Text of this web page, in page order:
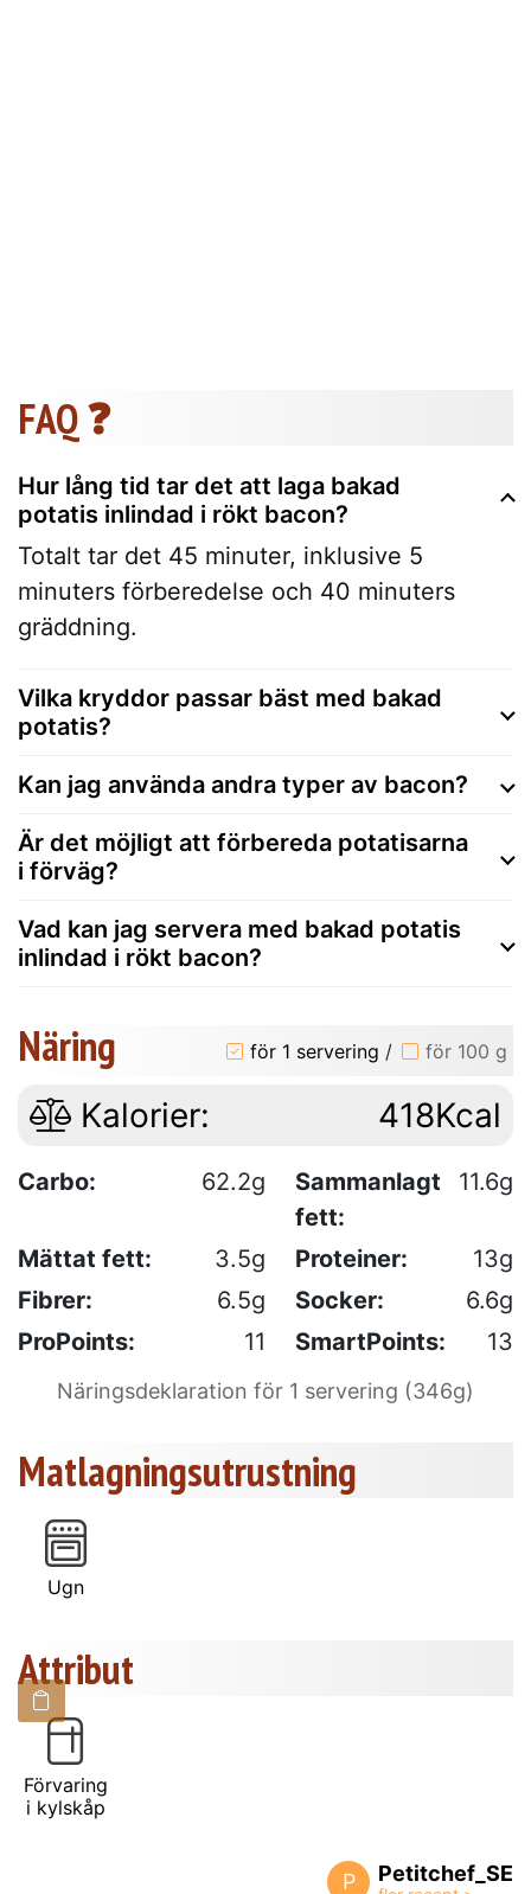
FAQ ❓
Hur lång tid tar det att laga bakad
potatis inlindad i rökt bacon?
Totalt tar det 45 minuter, inklusive 5
minuters förberedelse och 40 minuters
gräddning.
Vilka kryddor passar bäst med bakad
potatis?
Kan jag använda andra typer av bacon?
Är det möjligt att förbereda potatisarna
i förväg?
Vad kan jag servera med bakad potatis
inlindad i rökt bacon?
Näring för 1 servering / för 100 g
Kalorier: 418Kcal
Carbo: 62.2g
Sammanlagt
fett:
11.6g
Mättat fett: 3.5g Proteiner:
13g
Fibrer:
6.5g Socker:
6.6g
ProPoints:
11 SmartPoints: 13
Näringsdeklaration för 1 servering (346g)
Matlagningsutrustning
Ugn
Attribut
Förvaring
i kylskåp
P Petitchef_SE